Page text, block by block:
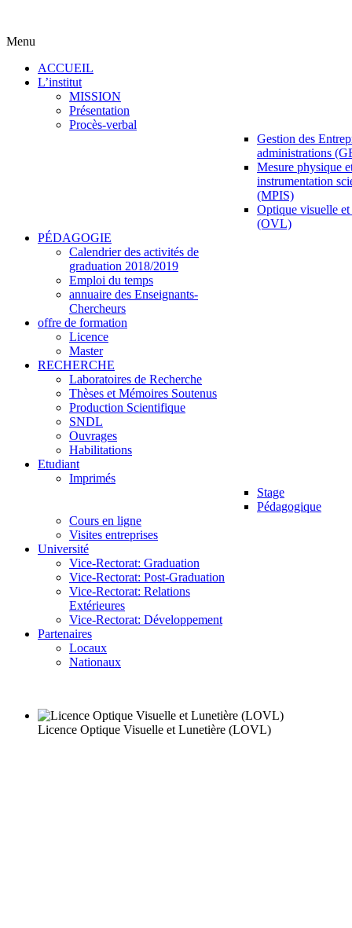
Menu
ACCUEIL
L’institut
MISSION
Présentation
Procès-verbal
Gestion des
administrations
Mesure physique
instrumentation
(MPIS)
Optique visuelle
(OVL)
PÉDAGOGIE
Calendrier des activités de
graduation 2018/2019
Emploi du temps
annuaire des Enseignants-
Chercheurs
offre de formation
Licence
Master
RECHERCHE
Laboratoires de Recherche
Thèses et Mémoires Soutenus
Production Scientifique
SNDL
Ouvrages
Habilitations
Etudiant
Imprimés
Stage
Pédagogique
Cours en ligne
Visites entreprises
Université
Vice-Rectorat: Graduation
Vice-Rectorat: Post-Graduation
Vice-Rectorat: Relations
Extérieures
Vice-Rectorat: Développement
Partenaires
Locaux
Nationaux
Licence Optique Visuelle et Lunetière (LOVL)